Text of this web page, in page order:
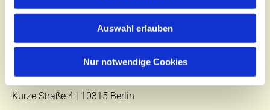
Auswahl erlauben
Nur notwendige Cookies
Tel.:(030) 643 849 70
Besuchen Sie uns:
Di 10 - 12 Uhr |Mi 9.30 - 12 Uhr |Fr 14 - 18 Uhr
Kurze Straße 4 | 10315 Berlin